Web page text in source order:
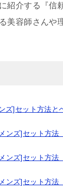
紹介する『信
美容師さんや
ズ]セット方法と
ンズ]セット方法
ンズ]セット方法
ンズ]セット方法